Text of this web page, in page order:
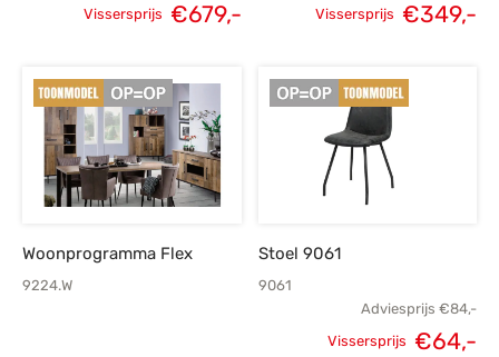
prijs was:
€949,-.
Vissersprijs €679,-
prijs is:
€679,-.
prijs was:
€449,-.
Vissersprijs €349,-
Woonprogramma Flex
9224.W
Stoel 9061
9061
Adviesprijs €84,-
Vissersprijs €64,-